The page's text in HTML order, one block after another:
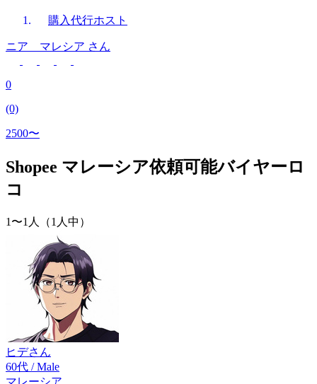
購入代行ホスト
ニア マレシア さん
0
(0)
2500〜
Shopee マレーシア依頼可能バイヤーロ
コ
1〜1人（1人中）
ヒデさん
60代 / Male